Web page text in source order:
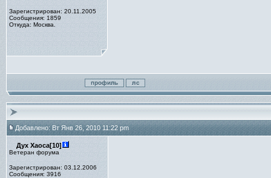
Зарегистрирован: 20.11.2005
Сообщения: 1859
Откуда: Москва.
Добавлено: Вт Янв 26, 2010 11:22 pm
Дух Хаоса[10]
Ветеран форума
Зарегистрирован: 03.12.2006
Сообщения: 3916